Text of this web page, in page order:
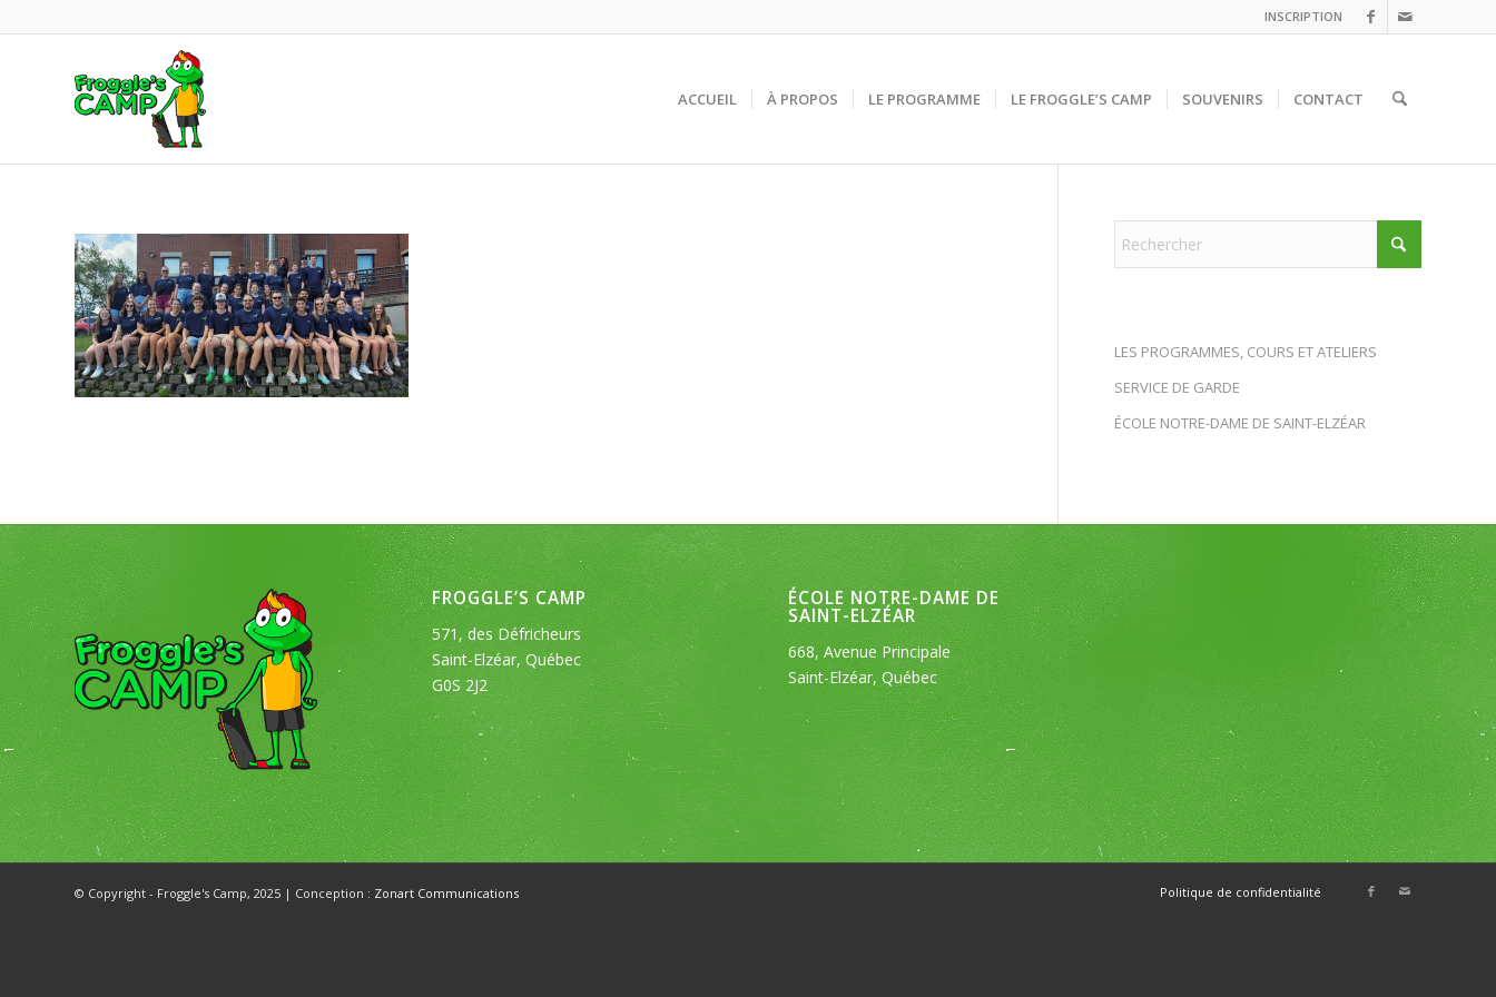
INSCRIPTION
ACCUEIL À PROPOS LE PROGRAMME LE FROGGLE’S CAMP SOUVENIRS CONTACT
LES PROGRAMMES, COURS ET ATELIERS
SERVICE DE GARDE
ÉCOLE NOTRE-DAME DE SAINT-ELZÉAR
FROGGLE’S CAMP
571, des Défricheurs
Saint-Elzéar, Québec
G0S 2J2
ÉCOLE NOTRE-DAME DE
SAINT-ELZÉAR
668, Avenue Principale
Saint-Elzéar, Québec
© Copyright - Froggle's Camp, 2025 | Conception : Zonart Communications Politique de confidentialité